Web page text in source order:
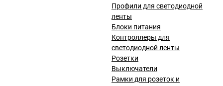
Профили для светодиодной
ленты
Блоки питания
Контроллеры для
светодиодной ленты
Розетки
Выключатели
Рамки для розеток и